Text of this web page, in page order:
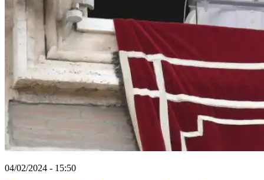
04/02/2024 - 15:50